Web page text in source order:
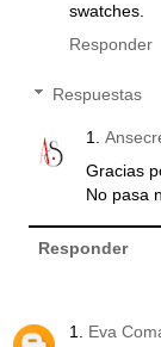
swatches.
Responder
Respuestas
Gracias
No pasa
Responder
Eva